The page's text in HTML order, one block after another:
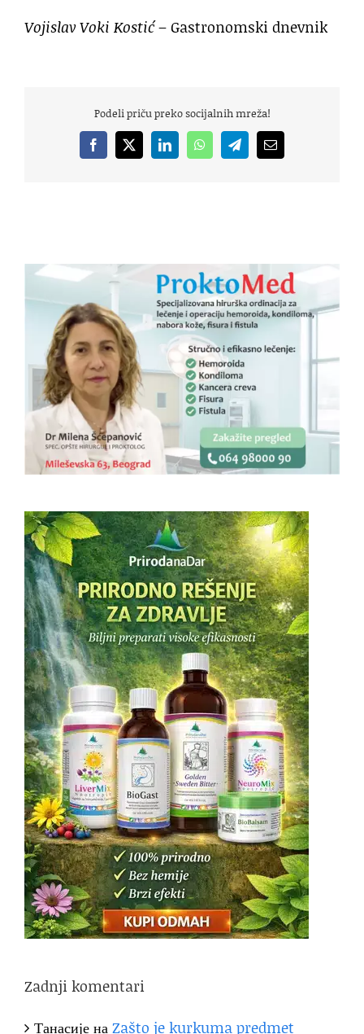
Vojislav Voki Kostić– Gastronomski dnevnik
Podeli priču preko socijalnih mreža!
Facebook
X LinkedInWhatsAppTelegramEmail
Zadnji komentari
ТанасијенаZašto je kurkuma predmet